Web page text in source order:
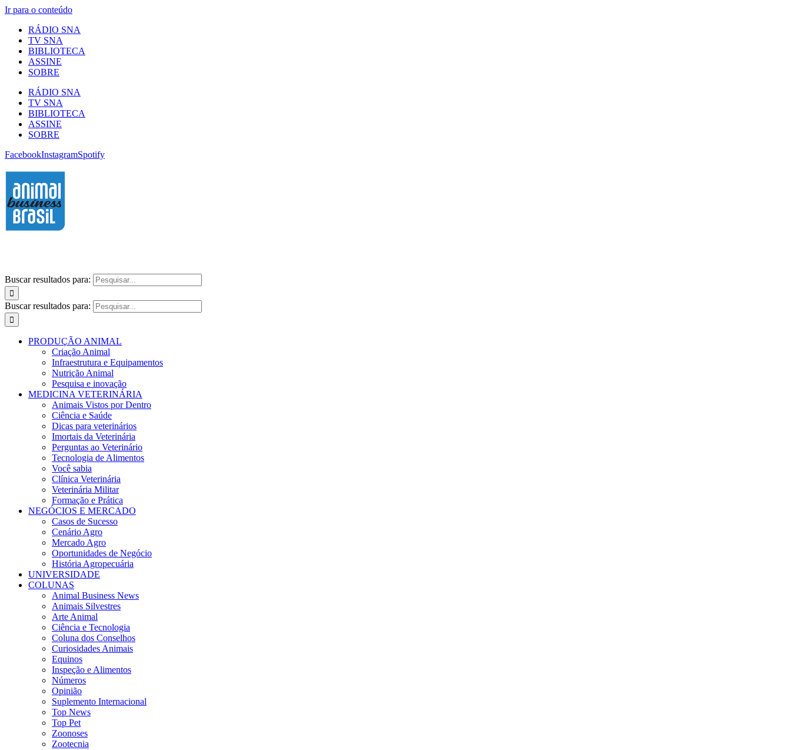
Ir para o conteúdo
RÁDIO SNA
TV SNA
BIBLIOTECA
ASSINE
SOBRE
RÁDIO SNA
TV SNA
BIBLIOTECA
ASSINE
SOBRE
FacebookInstagramSpotify
Buscar resultados para:
Buscar resultados para:
PRODUÇÃO ANIMAL
Criação Animal
Infraestrutura e Equipamentos
Nutrição Animal
Pesquisa e inovação
MEDICINA VETERINÁRIA
Animais Vistos por Dentro
Ciência e Saúde
Dicas para veterinários
Imortais da Veterinária
Perguntas ao Veterinário
Tecnologia de Alimentos
Você sabia
Clínica Veterinária
Veterinária Militar
Formação e Prática
NEGÓCIOS E MERCADO
Casos de Sucesso
Cenário Agro
Mercado Agro
Oportunidades de Negócio
História Agropecuária
UNIVERSIDADE
COLUNAS
Animal Business News
Animais Silvestres
Arte Animal
Ciência e Tecnologia
Coluna dos Conselhos
Curiosidades Animais
Equinos
Inspeção e Alimentos
Números
Opinião
Suplemento Internacional
Top News
Top Pet
Zoonoses
Zootecnia